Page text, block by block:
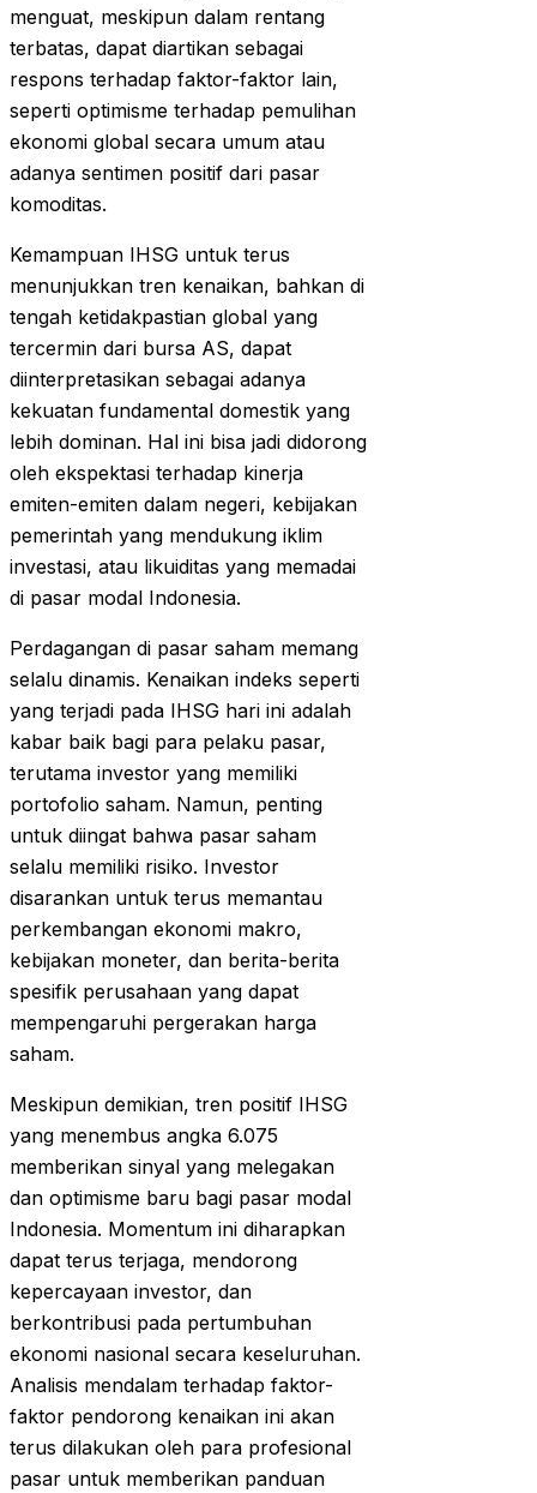
menguat, meskipun dalam rentang
terbatas, dapat diartikan sebagai
respons terhadap faktor-faktor lain,
seperti optimisme terhadap pemulihan
ekonomi global secara umum atau
adanya sentimen positif dari pasar
komoditas.
Kemampuan IHSG untuk terus
menunjukkan tren kenaikan, bahkan di
tengah ketidakpastian global yang
tercermin dari bursa AS, dapat
diinterpretasikan sebagai adanya
kekuatan fundamental domestik yang
lebih dominan. Hal ini bisa jadi didorong
oleh ekspektasi terhadap kinerja
emiten-emiten dalam negeri, kebijakan
pemerintah yang mendukung iklim
investasi, atau likuiditas yang memadai
di pasar modal Indonesia.
Perdagangan di pasar saham memang
selalu dinamis. Kenaikan indeks seperti
yang terjadi pada IHSG hari ini adalah
kabar baik bagi para pelaku pasar,
terutama investor yang memiliki
portofolio saham. Namun, penting
untuk diingat bahwa pasar saham
selalu memiliki risiko. Investor
disarankan untuk terus memantau
perkembangan ekonomi makro,
kebijakan moneter, dan berita-berita
spesifik perusahaan yang dapat
mempengaruhi pergerakan harga
saham.
Meskipun demikian, tren positif IHSG
yang menembus angka 6.075
memberikan sinyal yang melegakan
dan optimisme baru bagi pasar modal
Indonesia. Momentum ini diharapkan
dapat terus terjaga, mendorong
kepercayaan investor, dan
berkontribusi pada pertumbuhan
ekonomi nasional secara keseluruhan.
Analisis mendalam terhadap faktor-
faktor pendorong kenaikan ini akan
terus dilakukan oleh para profesional
pasar untuk memberikan panduan